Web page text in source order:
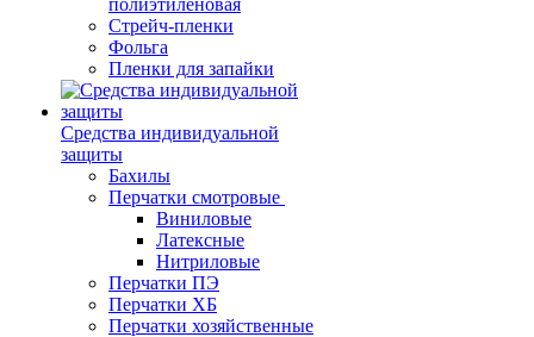
полиэтиленовая
Стрейч-пленки
Фольга
Пленки для запайки
Средства индивидуальной
защиты
Бахилы
Перчатки смотровые
Виниловые
Латексные
Нитриловые
Перчатки ПЭ
Перчатки ХБ
Перчатки хозяйственные